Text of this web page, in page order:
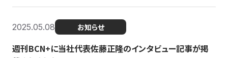
2025.05.08 お知らせ
週刊BCN+に当社代表佐藤正隆のインタビュー記事が掲